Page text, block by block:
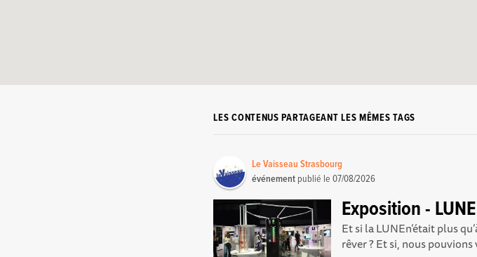
LES CONTENUS PARTAGEANT LES MÊMES TAGS
Le Vaisseau Strasbourg
événement publié le07/08/2026
Exposition -
Et si la LUNEn’était plus
rêver ? Et si, nous